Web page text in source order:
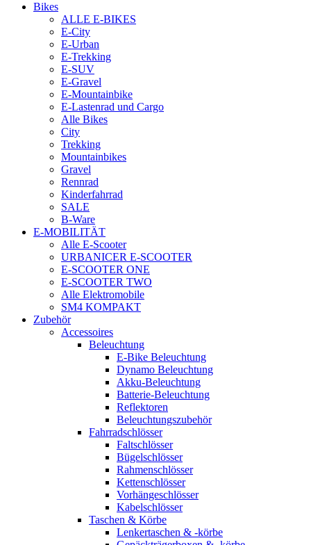
Bikes
ALLE E-BIKES
E-City
E-Urban
E-Trekking
E-SUV
E-Gravel
E-Mountainbike
E-Lastenrad und Cargo
Alle Bikes
City
Trekking
Mountainbikes
Gravel
Rennrad
Kinderfahrrad
SALE
B-Ware
E-MOBILITÄT
Alle E-Scooter
URBANICER E-SCOOTER
E-SCOOTER ONE
E-SCOOTER TWO
Alle Elektromobile
SM4 KOMPAKT
Zubehör
Accessoires
Beleuchtung
E-Bike Beleuchtung
Dynamo Beleuchtung
Akku-Beleuchtung
Batterie-Beleuchtung
Reflektoren
Beleuchtungszubehör
Fahrradschlösser
Faltschlösser
Bügelschlösser
Rahmenschlösser
Kettenschlösser
Vorhängeschlösser
Kabelschlösser
Taschen & Körbe
Lenkertaschen & -körbe